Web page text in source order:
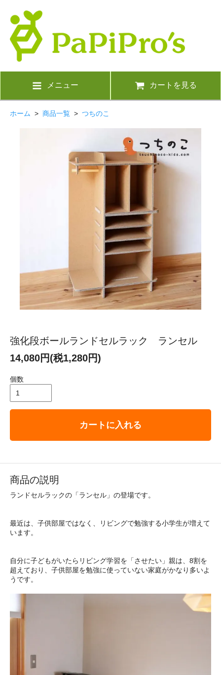
メニュー カートを見る
ホーム > 商品一覧 > つちのこ
強化段ボールランドセルラック ランセル
14,080円(税1,280円)
個数
カートに入れる
商品の説明
ランドセルラックの「ランセル」の登場です。
最近は、子供部屋ではなく、リビングで勉強する小学生が増えて
います。
自分に子どもがいたらリビング学習を「させたい」親は、8割を
超えており、子供部屋を勉強に使っていない家庭がかなり多いよ
うです。